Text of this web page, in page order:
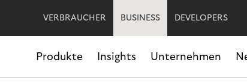
VERBRAUCHER BUSINESS DEVELOPERS
Produkte Insights Unternehmen